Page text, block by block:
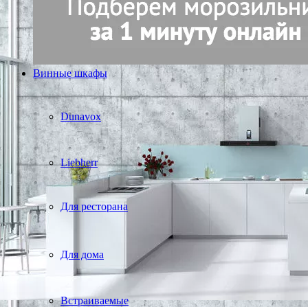
Винные шкафы
Dunavox
Liebherr
Для ресторана
Для дома
Встраиваемые